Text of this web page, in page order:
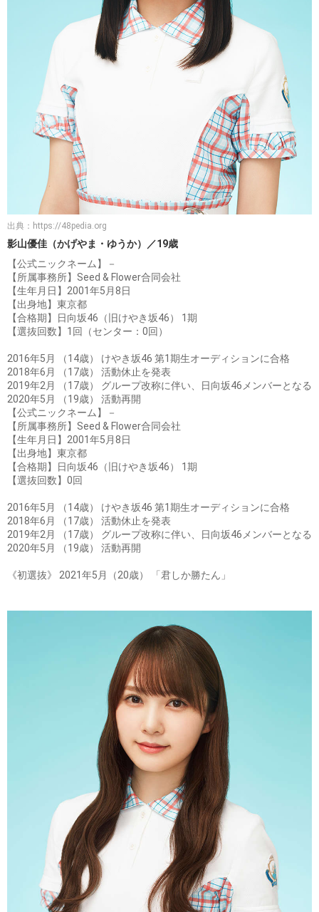
出典： https://48pedia.org
影山優佳（かげやま・ゆうか）／19歳
【公式ニックネーム】－
【所属事務所】Seed & Flower合同会社
【生年月日】2001年5月8日
【出身地】東京都
【合格期】日向坂46（旧けやき坂46） 1期
【選抜回数】1回（センター：0回）
2016年5月 （14歳） けやき坂46 第1期生オーディションに合格
2018年6月 （17歳） 活動休止を発表
2019年2月 （17歳） グループ改称に伴い、日向坂46メンバーとなる
2020年5月 （19歳） 活動再開
【公式ニックネーム】－
【所属事務所】Seed & Flower合同会社
【生年月日】2001年5月8日
【出身地】東京都
【合格期】日向坂46（旧けやき坂46） 1期
【選抜回数】0回
2016年5月 （14歳） けやき坂46 第1期生オーディションに合格
2018年6月 （17歳） 活動休止を発表
2019年2月 （17歳） グループ改称に伴い、日向坂46メンバーとなる
2020年5月 （19歳） 活動再開
《初選抜》 2021年5月（20歳） 「君しか勝たん」